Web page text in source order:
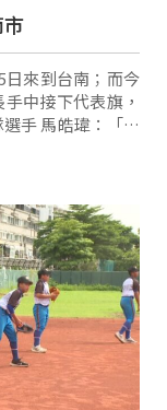
來到台南；而今
中接下代表旗，
場比較重要的比
標賽跟一些台灣